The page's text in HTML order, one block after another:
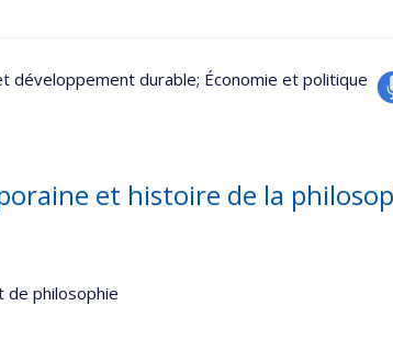
développement durable; Économie et politique
et histoire de la
de philosophie